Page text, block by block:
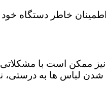
خاطر دستگاه خود
نیز ممکن است با
لباس ها به